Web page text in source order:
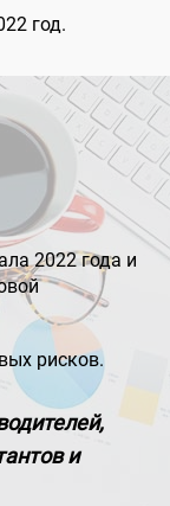
год.
2022 года и
рисков.
и